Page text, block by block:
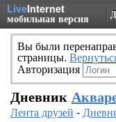
LiveInternet
мобильная версия
Вы были
страницы.
Авторизация
Дневник
Лента друзей -